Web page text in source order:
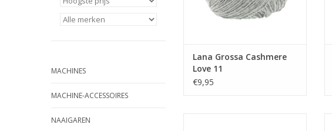
MACHINES
MACHINE-ACCESSOIRES
NAAIGAREN
Lana Grossa Cashmere
Love 11
€9,95